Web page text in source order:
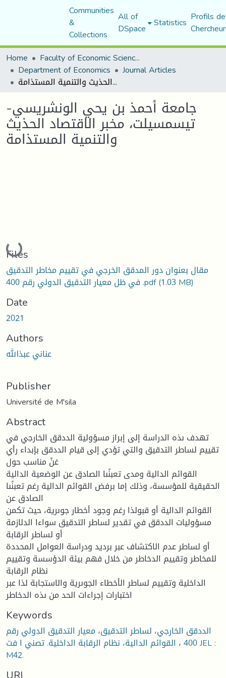
Communities
&
Collections
All of
DSpace Statistics Profils
Home
Faculty of Economic Sciences, Commerce and Management Sciences
Department of Economics Journal Articles
جامعة أحمذ بن يحي الونشريسي- تيسمسيلت، مخبر الاقتصاد الحذيث والتنمية المستذامة
جامعة أحمذ بن يحي الونشريسي-
تيسمسيلت، مخبر الاقتصاد الحذيث
والتنمية المستذامة
Loading...
Files
مقال بعنوان دور المدقق الخرجي في تقييم مخاطر التدقيق
في ظل معيار التدقيق الدولي رقم 400 .pdf(1.03 MB)
Date
2021
Authors
عناني عبذالله
Publisher
Université de M'sila
Abstract
تهدف ىذه الدراسة إلى إبراز مسؤولية الددقق الخارجي في
تقييم لساطر التدقيق والتي تؤدي إلى قيام الددقق بإبداء رأي
غنً مناسب حول
القوائم الدالية ومدى تعبنًىا الصادق عن الوضعية الدالية
الحقيقية للمؤسسة، وذلك إما برفض القوائم الدالية رغم تعبنًىا
الصادق عن
القوائم الدالية أو قبولذا رغم وجود أخطار جوىرية، حيث تكمن
مسؤوليات الددقق في تقدير لساطر التدقيق سواءا الدلازمة
أو لساطر الرقابة
أو لساطر عدم الاكتشاف عبر برديد ودراسة العوامل المحددة
للمخاطر وتقييم الدخاطر من خلال فهم بيئة الدؤسسة وتقييم
نظام الرقابة
الداخلية وتقييم لساطر الأخطاء الجوىرية والاستجابة لذا عبر
اختبارات إجراءات الحد من ىذه الدخاطر
Keywords
الددقق الخارجي، لساطر التدقيق، معيار التدقيق الدولي رقم
400 ، القوائم الدالية، نظام الرقابة الداخلية. تصني ا فت JEL :
M42.